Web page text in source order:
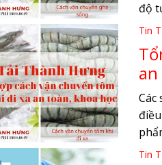
độ
Tin
Tin